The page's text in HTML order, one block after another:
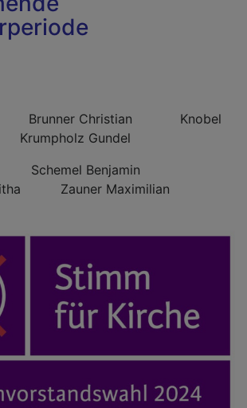
Brunner Christian Knobel
Gundel
Schemel Benjamin
Zauner Maximilian